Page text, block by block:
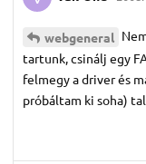
webgeneral
tartunk, csinálj egy
felmegy a driver és
próbáltam ki soha)